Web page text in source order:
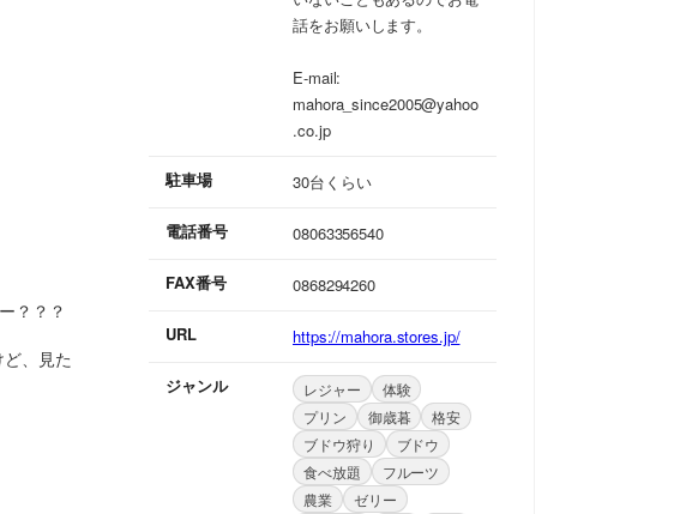
？？？
、見た
話をお願いします。
E-mail:
mahora_since2005@yahoo
.co.jp
駐車場 30台くらい
電話番号 08063356540
FAX番号 0868294260
URL https://mahora.stores.jp/
ジャンル レジャー
体験
プリン
御歳暮
格安
ブドウ狩り
ブドウ
食べ放題
フルーツ
農業
ゼリー